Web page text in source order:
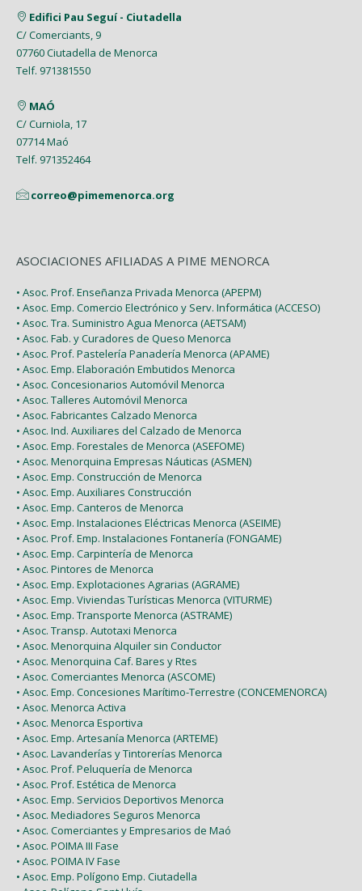
Edifici Pau Seguí - Ciutadella
C/ Comerciants, 9
07760 Ciutadella de Menorca
Telf. 971381550
MAÓ
C/ Curniola, 17
07714 Maó
Telf. 971352464
correo@pimemenorca.org
ASOCIACIONES AFILIADAS A PIME MENORCA
• Asoc. Prof. Enseñanza Privada Menorca (APEPM)
• Asoc. Emp. Comercio Electrónico y Serv. Informática (ACCESO)
• Asoc. Tra. Suministro Agua Menorca (AETSAM)
• Asoc. Fab. y Curadores de Queso Menorca
• Asoc. Prof. Pastelería Panadería Menorca (APAME)
• Asoc. Emp. Elaboración Embutidos Menorca
• Asoc. Concesionarios Automóvil Menorca
• Asoc. Talleres Automóvil Menorca
• Asoc. Fabricantes Calzado Menorca
• Asoc. Ind. Auxiliares del Calzado de Menorca
• Asoc. Emp. Forestales de Menorca (ASEFOME)
• Asoc. Menorquina Empresas Náuticas (ASMEN)
• Asoc. Emp. Construcción de Menorca
• Asoc. Emp. Auxiliares Construcción
• Asoc. Emp. Canteros de Menorca
• Asoc. Emp. Instalaciones Eléctricas Menorca (ASEIME)
• Asoc. Prof. Emp. Instalaciones Fontanería (FONGAME)
• Asoc. Emp. Carpintería de Menorca
• Asoc. Pintores de Menorca
• Asoc. Emp. Explotaciones Agrarias (AGRAME)
• Asoc. Emp. Viviendas Turísticas Menorca (VITURME)
• Asoc. Emp. Transporte Menorca (ASTRAME)
• Asoc. Transp. Autotaxi Menorca
• Asoc. Menorquina Alquiler sin Conductor
• Asoc. Menorquina Caf. Bares y Rtes
• Asoc. Comerciantes Menorca (ASCOME)
• Asoc. Emp. Concesiones Marítimo-Terrestre (CONCEMENORCA)
• Asoc. Menorca Activa
• Asoc. Menorca Esportiva
• Asoc. Emp. Artesanía Menorca (ARTEME)
• Asoc. Lavanderías y Tintorerías Menorca
• Asoc. Prof. Peluquería de Menorca
• Asoc. Prof. Estética de Menorca
• Asoc. Emp. Servicios Deportivos Menorca
• Asoc. Mediadores Seguros Menorca
• Asoc. Comerciantes y Empresarios de Maó
• Asoc. POIMA III Fase
• Asoc. POIMA IV Fase
• Asoc. Emp. Polígono Emp. Ciutadella